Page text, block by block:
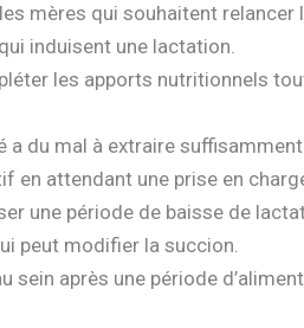
mères qui souhaitent relancer
induisent une lactation.
les apports nutritionnels
a du mal à extraire
en attendant une prise en
une période de baisse de
peut modifier la succion.
sein après une période